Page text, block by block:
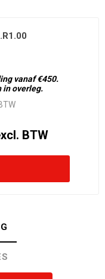
vanaf €450.
in overleg.
BTW